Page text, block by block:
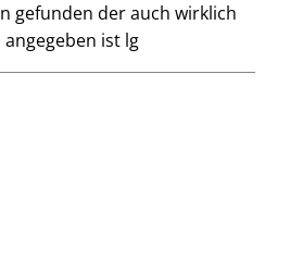
gefunden der auch wirklich
ist lg